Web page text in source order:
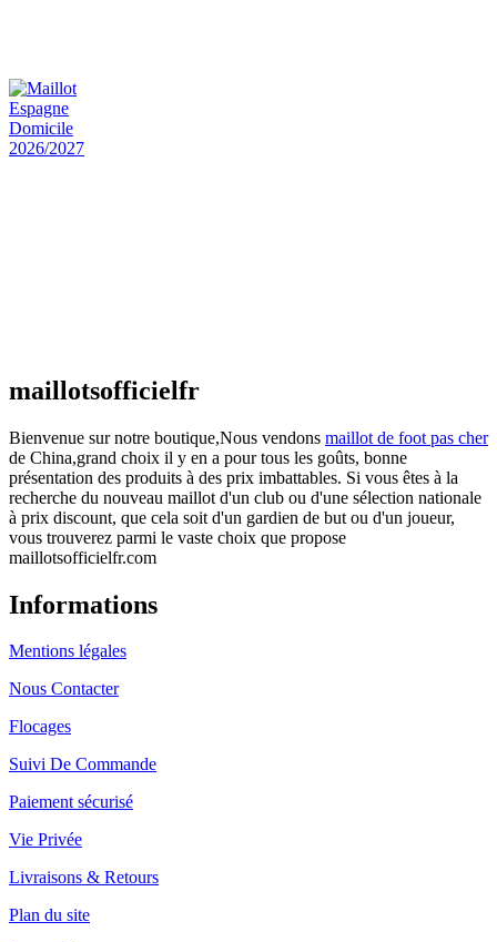
maillotsofficielfr
Bienvenue sur notre boutique,Nous vendons maillot de foot pas cher
de China,grand choix il y en a pour tous les goûts, bonne
présentation des produits à des prix imbattables. Si vous êtes à la
recherche du nouveau maillot d'un club ou d'une sélection nationale
à prix discount, que cela soit d'un gardien de but ou d'un joueur,
vous trouverez parmi le vaste choix que propose
maillotsofficielfr.com
Informations
Mentions légales
Nous Contacter
Flocages
Suivi De Commande
Paiement sécurisé
Vie Privée
Livraisons & Retours
Plan du site